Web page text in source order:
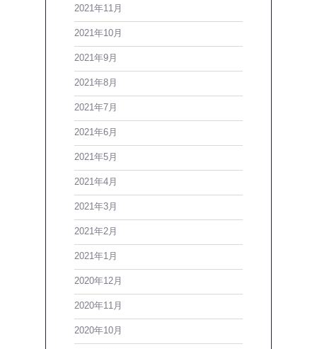
2021年11月
2021年10月
2021年9月
2021年8月
2021年7月
2021年6月
2021年5月
2021年4月
2021年3月
2021年2月
2021年1月
2020年12月
2020年11月
2020年10月